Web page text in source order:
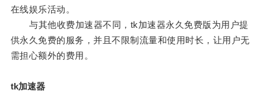
在线娱乐活动。
与其他收费加速器不同，tk加速器永久免费版为用户提
供永久免费的服务，并且不限制流量和使用时长，让用户无
需担心额外的费用。
tk加速器